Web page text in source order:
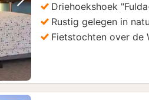
Volgende foto
Driehoekshoek
Rustig gelegen in
Fietstochten over de